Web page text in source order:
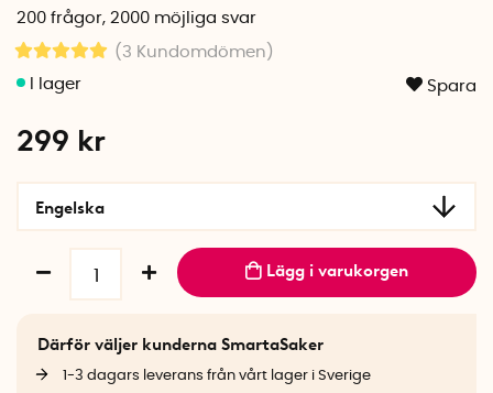
200 frågor, 2000 möjliga svar
(3 Kundomdömen )
Spara
299 kr
Engelska
Lägg i varukorgen
Därför väljer kunderna SmartaSaker
1-3 dagars leverans från vårt lager i Sverige